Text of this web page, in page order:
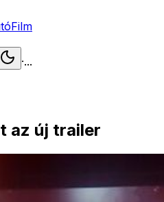
Film
·...
az új trailer